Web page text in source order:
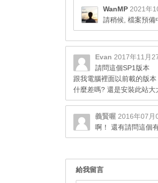
WanMP 2021年
請稍候, 檔案預
Evan 2017年11月
請問這個SP1版本
跟我電腦裡面以前載的版
什麼差嗎? 還是安裝此站大
義賢喔 2016年07月
啊！ 還有請問這個
給我留言